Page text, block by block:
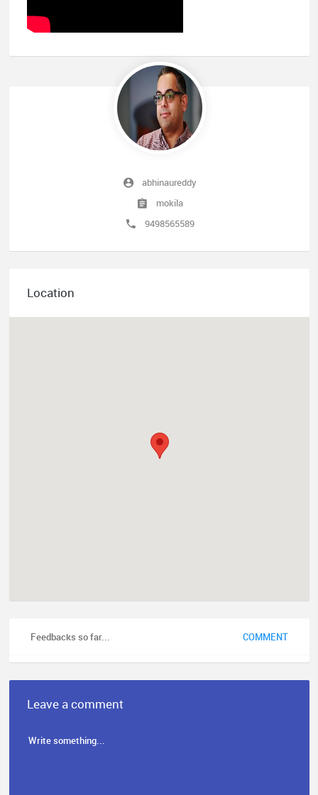
abhinaureddy
mokila
9498565589
Location
Feedbacks so far... COMMENT
Leave a comment